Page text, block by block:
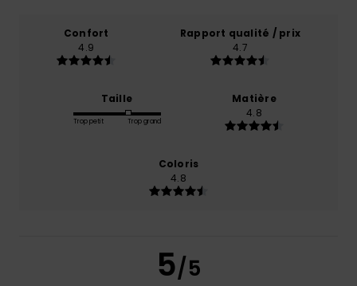
Confort
4.9
Rapport qualité / prix
4.7
Taille
Trop petit Trop grand
Matière
4.8
Coloris
4.8
5/5